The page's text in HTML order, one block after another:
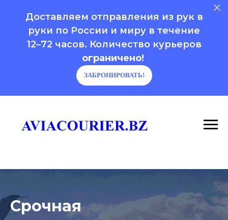
Доставляем отправления из рук в
руки по России и миру в течение
12–72 часов. Количество курьеров
ограничено!
ЗАБРОНИРОВАТЬ!
Срочная